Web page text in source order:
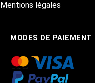
Mentions légales
MODES DE PAIEMENT